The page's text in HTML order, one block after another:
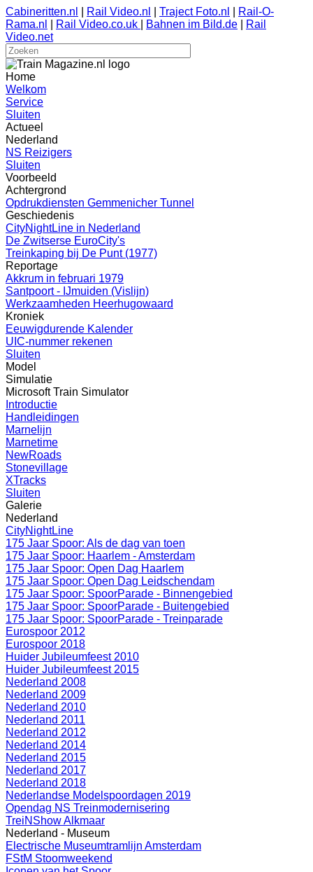
Cabineritten.nl Rail Video.nl Traject Foto.nl
Rail-O-
Rama.nl
Rail Video.co.uk Bahnen im Bild.de
Rail
Video.net
Home
Welkom
Service
Sluiten
Actueel
Nederland
NS Reizigers
Sluiten
Voorbeeld
Achtergrond
Opdrukdiensten Gemmenicher Tunnel
Geschiedenis
CityNightLine in Nederland
De Zwitserse EuroCity's
Treinkaping bij De Punt (1977)
Reportage
Akkrum in februari 1979
Santpoort - IJmuiden (Vislijn)
Werkzaamheden Heerhugowaard
Kroniek
Eeuwigdurende Kalender
UIC-nummer rekenen
Sluiten
Model
Simulatie
Microsoft Train Simulator
Introductie
Handleidingen
Marnelijn
Marnetime
NewRoads
Stonevillage
XTracks
Sluiten
Galerie
Nederland
CityNightLine
175 Jaar Spoor: Als de dag van toen
175 Jaar Spoor: Haarlem - Amsterdam
175 Jaar Spoor: Open Dag Haarlem
175 Jaar Spoor: Open Dag Leidschendam
175 Jaar Spoor: SpoorParade - Binnengebied
175 Jaar Spoor: SpoorParade - Buitengebied
175 Jaar Spoor: SpoorParade - Treinparade
Eurospoor 2012
Eurospoor 2018
Huider Jubileumfeest 2010
Huider Jubileumfeest 2015
Nederland 2008
Nederland 2009
Nederland 2010
Nederland 2011
Nederland 2012
Nederland 2014
Nederland 2015
Nederland 2017
Nederland 2018
Nederlandse Modelspoordagen 2019
Opendag NS Treinmodernisering
TreiNShow Alkmaar
Nederland - Museum
Electrische Museumtramlijn Amsterdam
FStM Stoomweekend